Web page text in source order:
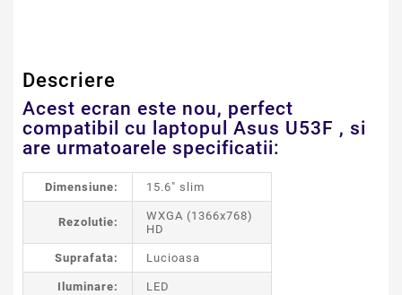
Descriere
Acest ecran este nou, perfect
compatibil cu laptopul Asus U53F , si
are urmatoarele specificatii:
Dimensiune: 15.6" slim
Rezolutie:
WXGA (1366x768)
HD
Suprafata: Lucioasa
Iluminare: LED